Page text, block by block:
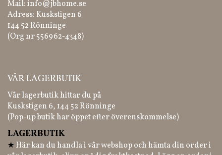
Mail:info@jbhome.se
Adress: Kuskstigen 6
144 52 Rönninge
(Org nr 556962-4348)
VÅR LAGERBUTIK
Vår lagerbutik hittar du på
Kuskstigen 6, 144 52 Rönninge
(Pop-up butik har öppet efter överenskommelse)
LAGERBUTIK
★ Här kan du handla i vår webshop och hämta din order i